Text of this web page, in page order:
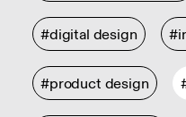
#digital design
#product design